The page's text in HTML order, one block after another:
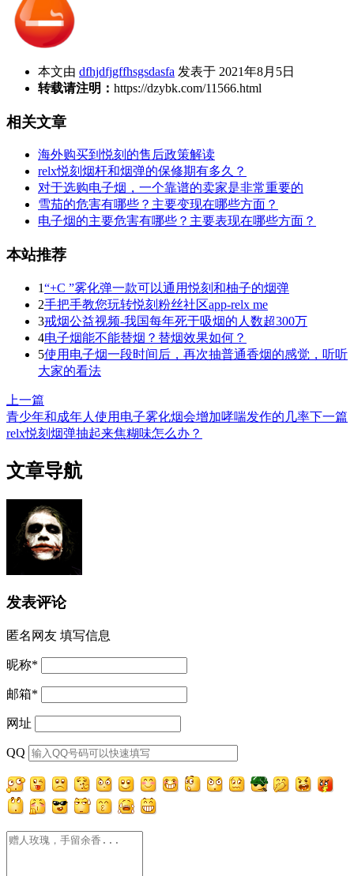
本文由 dfhjdfjgffhsgsdasfa 发表于 2021年8月5日
转载请注明： https://dzybk.com/11566.html
相关文章
海外购买到悦刻的售后政策解读
relx悦刻烟杆和烟弹的保修期有多久？
对于选购电子烟，一个靠谱的卖家是非常重要的
雪茄的危害有哪些？主要变现在哪些方面？
电子烟的主要危害有哪些？主要表现在哪些方面？
本站推荐
1“+C ”雾化弹一款可以通用悦刻和柚子的烟弹
2手把手教您玩转悦刻粉丝社区app-relx me
3戒烟公益视频-我国每年死于吸烟的人数超300万
4电子烟能不能替烟？替烟效果如何？
5使用电子烟一段时间后，再次抽普通香烟的感觉，听听
大家的看法
上一篇
青少年和成年人使用电子雾化烟会增加哮喘发作的几率下一篇
relx悦刻烟弹抽起来焦糊味怎么办？
文章导航
发表评论
匿名网友 填写信息
昵称*
邮箱*
网址
QQ